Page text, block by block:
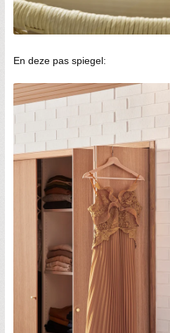
En deze pas spiegel: